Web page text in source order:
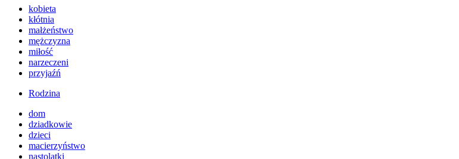
kobieta
kłótnia
małżeństwo
mężczyzna
miłość
narzeczeni
przyjaźń
Rodzina
dom
dziadkowie
dzieci
macierzyństwo
nastolatki